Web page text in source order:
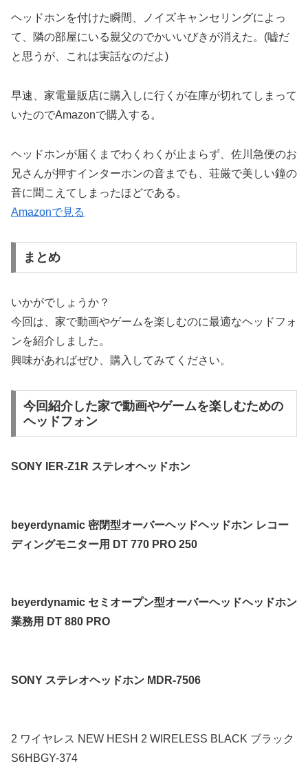
ヘッドホンを付けた瞬間、ノイズキャンセリングによっ
て、隣の部屋にいる親父のでかいいびきが消えた。(嘘だ
と思うが、これは実話なのだよ)
早速、家電量販店に購入しに行くが在庫が切れてしまって
いたのでAmazonで購入する。
ヘッドホンが届くまでわくわくが止まらず、佐川急便のお
兄さんが押すインターホンの音までも、荘厳で美しい鐘の
音に聞こえてしまったほどである。
Amazonで見る
まとめ
いかがでしょうか？
今回は、家で動画やゲームを楽しむのに最適なヘッドフォ
ンを紹介しました。
興味があればぜひ、購入してみてください。
今回紹介した家で動画やゲームを楽しむための
ヘッドフォン
SONY IER-Z1R ステレオヘッドホン
beyerdynamic 密閉型オーバーヘッドヘッドホン レコー
ディングモニター用 DT 770 PRO 250
beyerdynamic セミオープン型オーバーヘッドヘッドホン
業務用 DT 880 PRO
SONY ステレオヘッドホン MDR-7506
2 ワイヤレス NEW HESH 2 WIRELESS BLACK ブラック
S6HBGY-374